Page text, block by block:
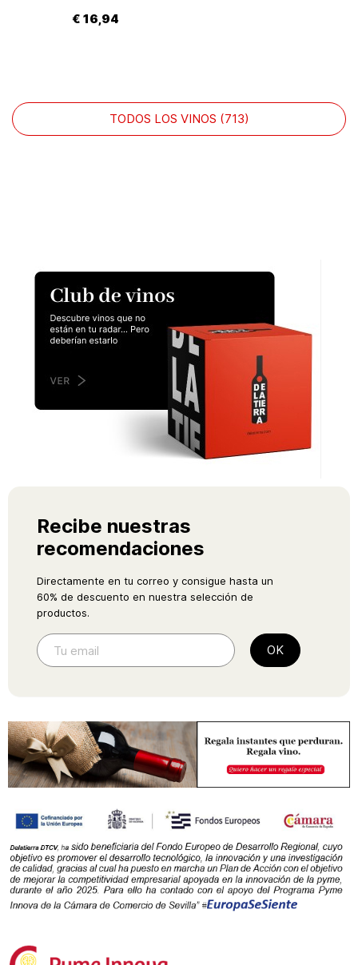
€ 16,94
TODOS LOS VINOS (713)
Recibe nuestras
recomendaciones
Directamente en tu correo y consigue hasta un
60% de descuento en nuestra selección de
productos.